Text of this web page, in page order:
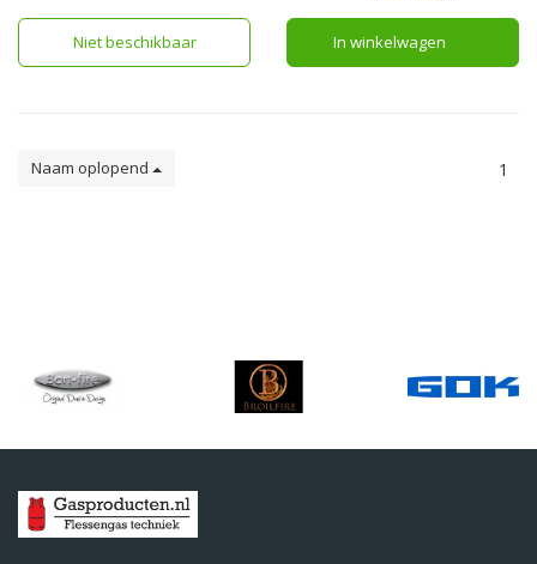
Niet beschikbaar In winkelwagen
Naam oplopend 1